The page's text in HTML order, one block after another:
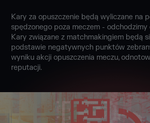
Kary za opuszczenie będą wyliczane na
spędzonego poza meczem - odchodzimy
Kary związane z matchmakingiem będą
podstawie negatywnych punktów
wyniku akcji opuszczenia meczu,
reputacji.